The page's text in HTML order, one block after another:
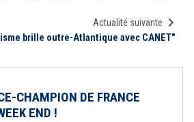
Actualité suivante
brille outre-Atlantique avec CANET"
CHAMPION DE FRANCE
END !